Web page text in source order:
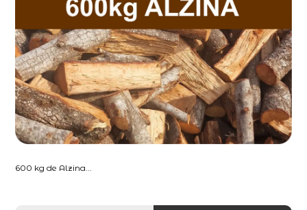
600 kg de Alzina...